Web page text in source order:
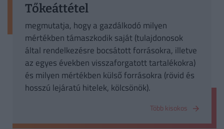
Tőkeáttétel
megmutatja, hogy a gazdálkodó milyen
mértékben támaszkodik saját (tulajdonosok
által rendelkezésre bocsátott forrásokra, illetve
az egyes években visszaforgatott tartalékokra)
és milyen mértékben külső forrásokra (rövid és
hosszú lejáratú hitelek, kölcsönök).
Több kisokos